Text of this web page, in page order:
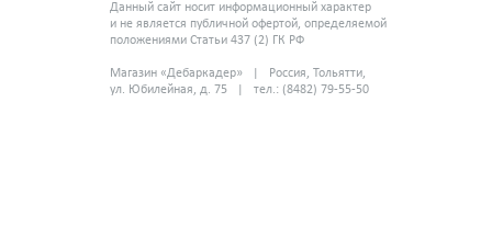
Данный сайт носит информационный характер
и не является публичной офертой, определяемой
положениями Статьи 437 (2) ГК РФ
Магазин «Дебаркадер» | Россия, Тольятти,
ул. Юбилейная, д. 75 | тел.: (8482) 79-55-50